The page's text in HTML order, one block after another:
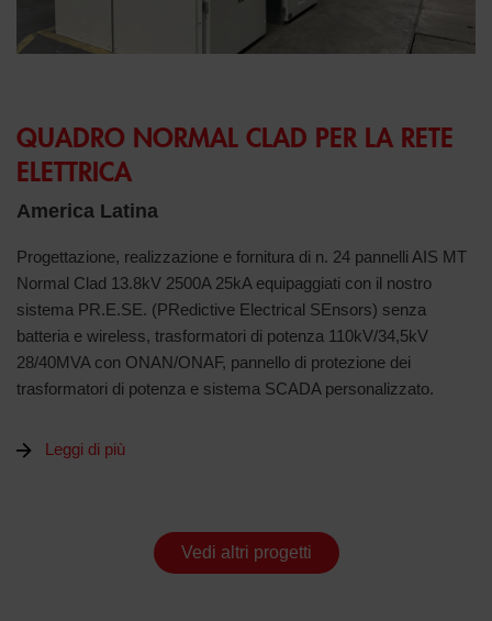
QUADRO NORMAL CLAD PER LA RETE
ELETTRICA
America Latina
Progettazione, realizzazione e fornitura di n. 24 pannelli AIS MT
Normal Clad 13.8kV 2500A 25kA equipaggiati con il nostro
sistema PR.E.SE. (PRedictive Electrical SEnsors) senza
batteria e wireless, trasformatori di potenza 110kV/34,5kV
28/40MVA con ONAN/ONAF, pannello di protezione dei
trasformatori di potenza e sistema SCADA personalizzato.
Leggi di più
Vedi altri progetti